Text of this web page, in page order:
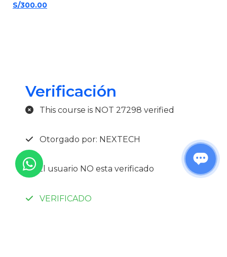
S/300.00
Verificación
This course is NOT 27298 verified
Otorgado por: NEXTECH
El usuario NO esta verificado
VERIFICADO